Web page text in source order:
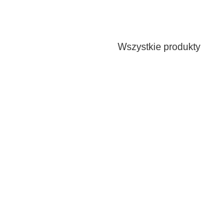
Wszystkie produkty